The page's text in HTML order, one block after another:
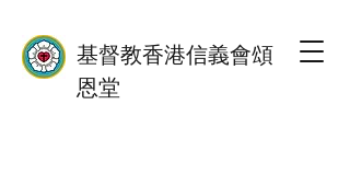
基督教香港信義會頌
恩堂